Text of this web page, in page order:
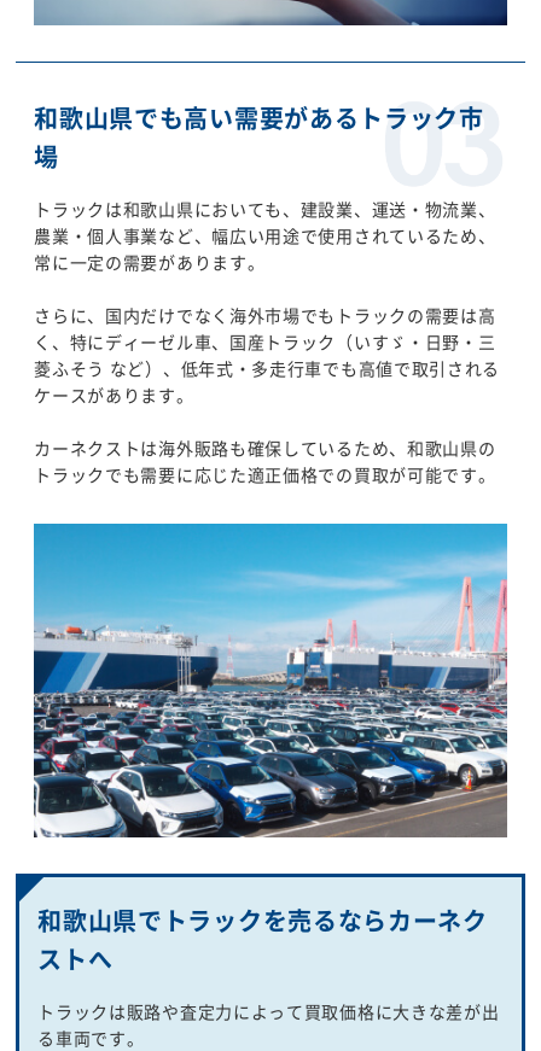
和歌山県でも高い需要があるトラック市
場
トラックは和歌山県においても、建設業、運送・物流業、
農業・個人事業など、幅広い用途で使用されているため、
常に一定の需要があります。
さらに、国内だけでなく海外市場でもトラックの需要は高
く、特にディーゼル車、国産トラック（いすゞ・日野・三
菱ふそう など）、低年式・多走行車でも高値で取引される
ケースがあります。
カーネクストは海外販路も確保しているため、和歌山県の
トラックでも需要に応じた適正価格での買取が可能です。
和歌山県でトラックを売るならカーネク
ストへ
トラックは販路や査定力によって買取価格に大きな差が出
る車両です。